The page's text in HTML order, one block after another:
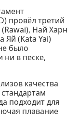
провёл третий
Най Харн
Яй (Kata Yai)
было
ни в песке,
качества
подходит для
плавание